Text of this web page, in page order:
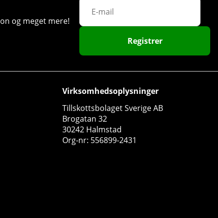
Elit Nutrition Cream Of Rice, 1000 g
og meget mere!
Registrer
Virksomhedsoplysninger
Tillskottsbolaget Sverige AB
Brogatan 32
30242 Halmstad
Org-nr: 556899-2431